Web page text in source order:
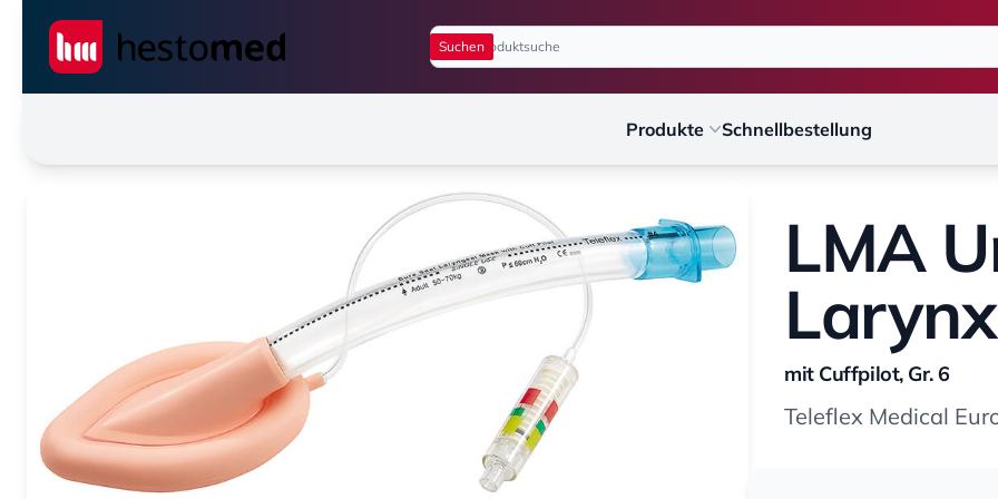
Seiwert GmbH
Produkte Schnellbestellung
LMA
mit Cuffpilot, Gr. 6
Teleflex Medical